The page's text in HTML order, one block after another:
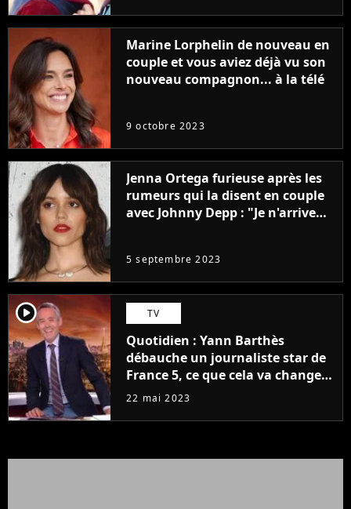
Marine Lorphelin de nouveau en
couple et vous aviez déjà vu son
nouveau compagnon... à la télé
9 octobre 2023
Jenna Ortega furieuse après les
rumeurs qui la disent en couple
avec Johnny Depp : "Je n'arrive
5 septembre 2023
player2 TV
Quotidien : Yann Barthès
débauche un journaliste star de
France 5, ce que cela va changer
à la rentrée
22 mai 2023